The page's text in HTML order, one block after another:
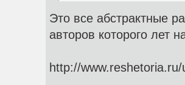
Это все абстрактные
авторов которого лет
http://